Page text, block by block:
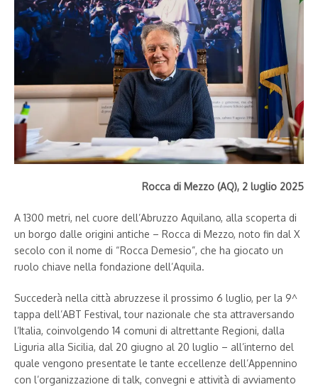
Rocca di Mezzo (AQ), 2 luglio 2025
A 1300 metri, nel cuore dell’Abruzzo Aquilano, alla scoperta di
un borgo dalle origini antiche – Rocca di Mezzo, noto fin dal X
secolo con il nome di “Rocca Demesio”, che ha giocato un
ruolo chiave nella fondazione dell’Aquila.
Succederà nella città abruzzese il prossimo 6 luglio, per la 9^
tappa dell’ABT Festival, tour nazionale che sta attraversando
l’Italia, coinvolgendo 14 comuni di altrettante Regioni, dalla
Liguria alla Sicilia, dal 20 giugno al 20 luglio – all’interno del
quale vengono presentate le tante eccellenze dell’Appennino
con l’organizzazione di talk, convegni e attività di avviamento